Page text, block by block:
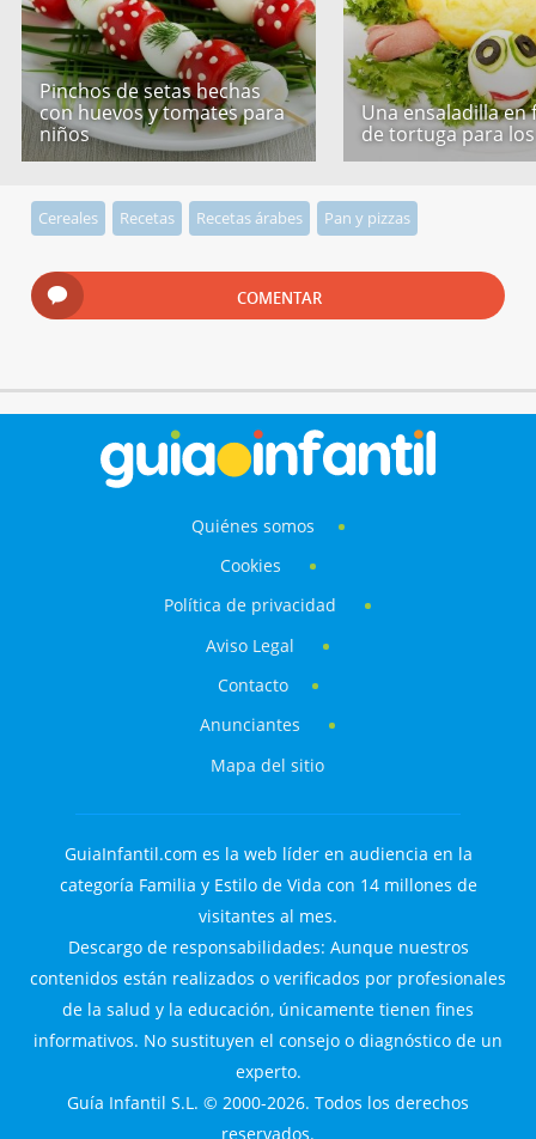
Pinchos de setas hechas
con huevos y tomates para
niños
Una ensaladilla en
de tortuga para
Cereales Recetas Recetas árabes Pan y pizzas
COMENTAR
Quiénes somos
Cookies
Política de privacidad
Aviso Legal
Contacto
Anunciantes
Mapa del sitio
GuiaInfantil.com es la web líder en audiencia en la
categoría Familia y Estilo de Vida con 14 millones de
visitantes al mes.
Descargo de responsabilidades: Aunque nuestros
contenidos están realizados o verificados por profesionales
de la salud y la educación, únicamente tienen fines
informativos. No sustituyen el consejo o diagnóstico de un
experto.
Guía Infantil S.L. © 2000-2026. Todos los derechos
reservados.